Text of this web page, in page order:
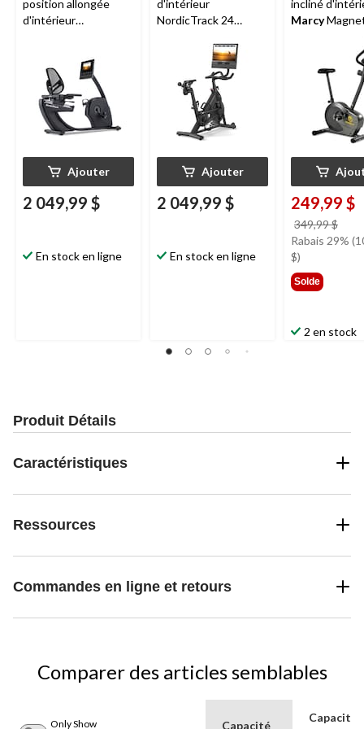
position allongée
d'intérieur
technologie iFIT
Ajouter
2 049,99 $
En stock en ligne
d'intérieur
NordicTrack 24
technologie iFIT
Ajouter
2 049,99 $
En stock en ligne
incliné
Marcy
249,99 $
349,99 $
était
Rabais 29%
$)
Solde
2 en stock
Produit Détails
Caractéristiques
Ressources
Commandes en ligne et retours
Comparer des articles semblables
Only Show
Capacité
Capacité